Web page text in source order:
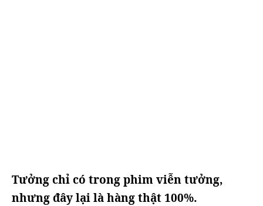
Tưởng chỉ có trong phim viễn tưởng,
nhưng đây lại là hàng thật 100%.